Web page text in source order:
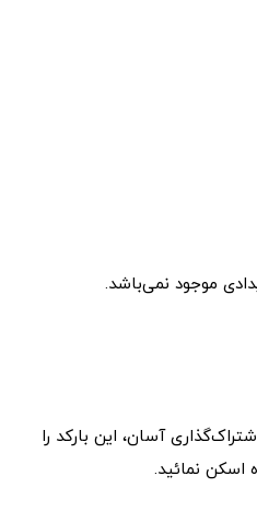
موجود نمی‌باشد.
آسان، این بارکد را
اسکن نمائید.